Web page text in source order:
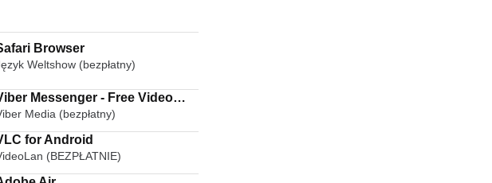
Browser
Weltshow (bezpłatny)
Messenger - Free Video
Calls Group Chats
Media (bezpłatny)
for Android
(BEZPŁATNIE)